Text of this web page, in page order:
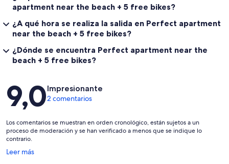
apartment near the beach + 5 free bikes?
¿A qué hora se realiza la salida en Perfect apartment
near the beach + 5 free bikes?
¿Dónde se encuentra Perfect apartment near the
beach + 5 free bikes?
Comentarios
9,0Impresionante
2 comentarios
Los comentarios se muestran en orden cronológico, están sujetos a un
proceso de moderación y se han verificado a menos que se indique lo
contrario.
Leer más
Se